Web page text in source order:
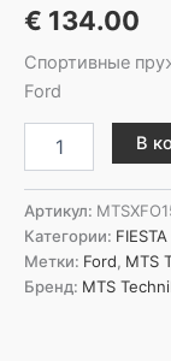
€ 134.00
Спортивные
Ford
товара
Technik
Комплект
пружин
с
занижением
В
Артикул:
Категории:
Метки: Ford, MTS
Бренд: MTS